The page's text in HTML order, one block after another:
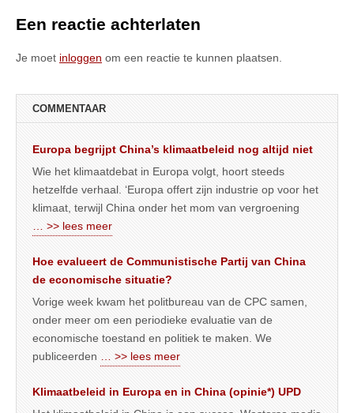
Een reactie achterlaten
Je moet inloggen om een reactie te kunnen plaatsen.
COMMENTAAR
Europa begrijpt China’s klimaatbeleid nog altijd niet
Wie het klimaatdebat in Europa volgt, hoort steeds
hetzelfde verhaal. ‘Europa offert zijn industrie op voor het
klimaat, terwijl China onder het mom van vergroening
… >> lees meer
Hoe evalueert de Communistische Partij van China
de economische situatie?
Vorige week kwam het politbureau van de CPC samen,
onder meer om een periodieke evaluatie van de
economische toestand en politiek te maken. We
publiceerden
… >> lees meer
Klimaatbeleid in Europa en in China (opinie*) UPD